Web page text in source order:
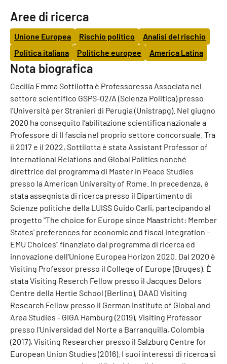
Aree di ricerca
Unione Europea Rischio politico
Analisi del rischio
Politica italiana
Politiche europee America Latina
Nota biografica
Cecilia Emma Sottilotta è Professoressa Associata nel
settore scientifico GSPS-02/A (Scienza Politica) presso
l'Università per Stranieri di Perugia (Unistrapg). Nel giugno
2020 ha conseguito l’abilitazione scientifica nazionale a
Professore di II fascia nel proprio settore concorsuale. Tra
il 2017 e il 2022, Sottilotta è stata Assistant Professor of
International Relations and Global Politics nonché
direttrice del programma di Master in Peace Studies
presso la American University of Rome. In precedenza, è
stata assegnista di ricerca presso il Dipartimento di
Scienze politiche della LUISS Guido Carli, partecipando al
progetto "The choice for Europe since Maastricht: Member
States' preferences for economic and fiscal integration -
EMU Choices" finanziato dal programma di ricerca ed
innovazione dell'Unione Europea Horizon 2020. Dal 2020 è
Visiting Professor presso il College of Europe (Bruges). È
stata Visiting Reserch Fellow presso il Jacques Delors
Centre della Hertie School (Berlino), DAAD Visiting
Research Fellow presso il German Institute of Global and
Area Studies - GIGA Hamburg (2019), Visiting Professor
presso l'Universidad del Norte a Barranquilla, Colombia
(2017), Visiting Researcher presso il Salzburg Centre for
European Union Studies (2016). I suoi interessi di ricerca si